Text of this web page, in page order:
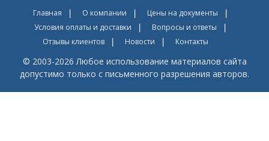
Главная О компании
Цены на документы
Условия оплаты и доставки
Вопросы и ответы
Отзывы клиентов
Новости Контакты
© 2003-2026 Любое использование материалов сайта
допустимо только с письменного разрешения авторов.